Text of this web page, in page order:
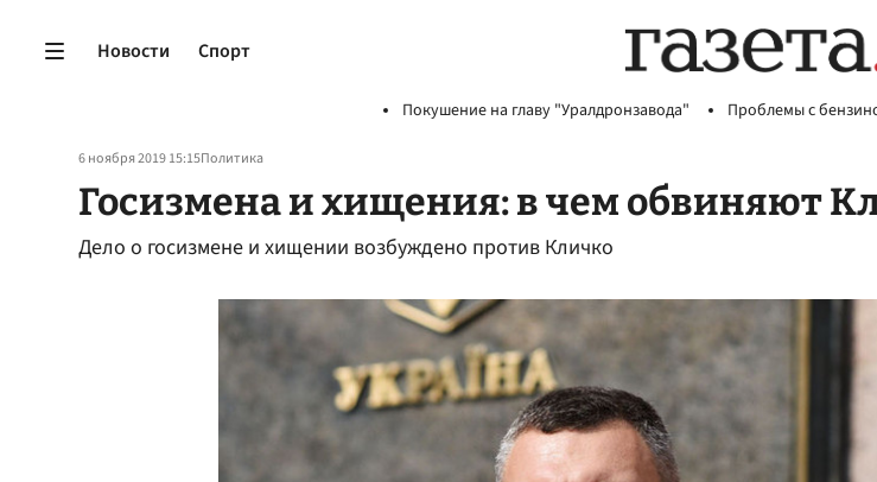
Новости Спорт
Покушение на главу "Уралдронзавода" Проблемы с
6 ноября 2019 15:15Политика
Госизмена и хищения: в чем обвиняют
Дело о госизмене и хищении возбуждено против Кличко